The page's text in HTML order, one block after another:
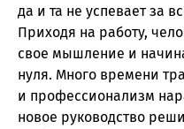
да и та не успевает за
Приходя на работу,
свое мышление и
нуля. Много времени
и профессионализм
новое руководство